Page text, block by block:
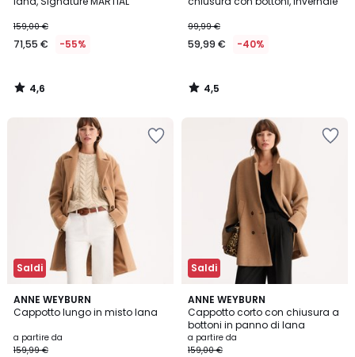
159,00 €
71,55 € -55%
4,6
/
99,99 €
59,99 € -40%
4,5
/
Saldi
ANNE WEYBURN
Cappotto lungo in misto lana
a partire da
159,99 €
4
/
2
Colori
Saldi
ANNE WEYBURN
Cappotto corto con chiusura a
bottoni in panno di lana
a partire da
159,00 €
4,3
/ 5
3
Colori